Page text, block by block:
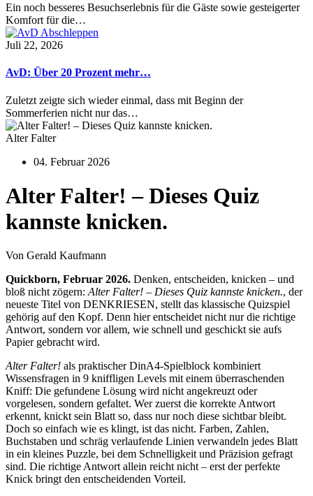
Ein noch besseres Besuchserlebnis für die Gäste sowie gesteigerter
Komfort für die…
Juli 22, 2026
AvD: Über 20 Prozent mehr…
Zuletzt zeigte sich wieder einmal, dass mit Beginn der
Sommerferien nicht nur das…
Alter Falter
04. Februar 2026
Alter Falter! – Dieses Quiz
kannste knicken.
Von Gerald Kaufmann
Quickborn, Februar 2026. Denken, entscheiden, knicken – und
bloß nicht zögern: Alter Falter! – Dieses Quiz kannste knicken., der
neueste Titel von DENKRIESEN, stellt das klassische Quizspiel
gehörig auf den Kopf. Denn hier entscheidet nicht nur die richtige
Antwort, sondern vor allem, wie schnell und geschickt sie aufs
Papier gebracht wird.
Alter Falter! als praktischer DinA4-Spielblock kombiniert
Wissensfragen in 9 kniffligen Levels mit einem überraschenden
Kniff: Die gefundene Lösung wird nicht angekreuzt oder
vorgelesen, sondern gefaltet. Wer zuerst die korrekte Antwort
erkennt, knickt sein Blatt so, dass nur noch diese sichtbar bleibt.
Doch so einfach wie es klingt, ist das nicht. Farben, Zahlen,
Buchstaben und schräg verlaufende Linien verwandeln jedes Blatt
in ein kleines Puzzle, bei dem Schnelligkeit und Präzision gefragt
sind. Die richtige Antwort allein reicht nicht – erst der perfekte
Knick bringt den entscheidenden Vorteil.